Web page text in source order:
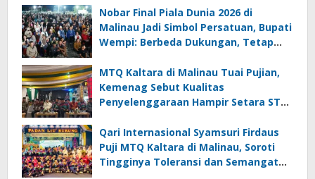
Nobar Final Piala Dunia 2026 di
Malinau Jadi Simbol Persatuan, Bupati
Wempi: Berbeda Dukungan, Tetap
MTQ Kaltara di Malinau Tuai Pujian,
Kemenag Sebut Kualitas
Penyelenggaraan Hampir Setara STQ
Qari Internasional Syamsuri Firdaus
Puji MTQ Kaltara di Malinau, Soroti
Tingginya Toleransi dan Semangat